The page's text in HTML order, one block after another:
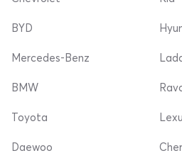
BYD
Mercedes-Benz
BMW
Toyota
Daewoo